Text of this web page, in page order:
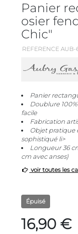
Panier
osier
Chic"
REFERENCE AUB-
Panier
Doublure
facile
Fabrication
Objet pratique
sophistiqué li>
Longueur 36
cm avec anses)
voir toutes les
Épuisé
16,90 €